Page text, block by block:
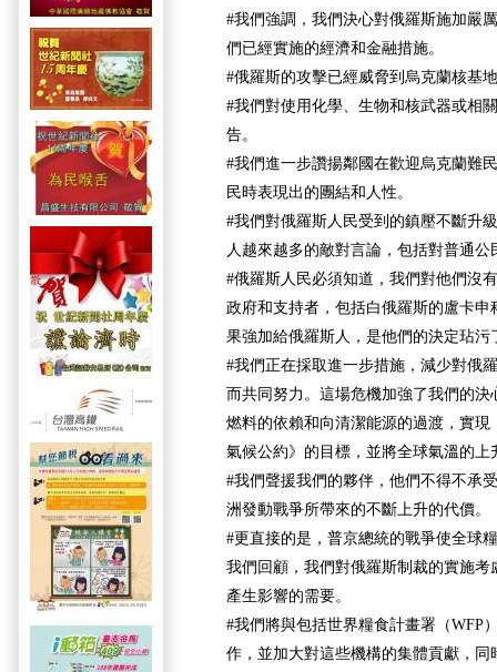
#我們強調，我們決心對俄羅斯施加嚴
們已經實施的經濟和金融措施。
#俄羅斯的攻擊已經威脅到烏克蘭核基
#我們對使用化學、生物和核武器或相
告。
#我們進一步讚揚鄰國在歡迎烏克蘭難
民時表現出的團結和人性。
#我們對俄羅斯人民受到的鎮壓不斷升
人越來越多的敵對言論，包括對普通
#俄羅斯人民必須知道，我們對他們沒
政府和支持者，包括白俄羅斯的盧卡
果強加給俄羅斯人，是他們的決定玷污
#我們正在採取進一步措施，減少對俄
而共同努力。這場危機加強了我們的
燃料的依賴和向清潔能源的過渡，實
氣候公約》的目標，並將全球氣溫的
#我們聲援我們的夥伴，他們不得不承
洲發動戰爭所帶來的不斷上升的代價。
#更直接的是，普京總統的戰爭使全球
我們回顧，我們對俄羅斯制裁的實施
產生影響的需要。
#我們將與包括世界糧食計畫署（WFP
作，並加大對這些機構的集體貢獻，